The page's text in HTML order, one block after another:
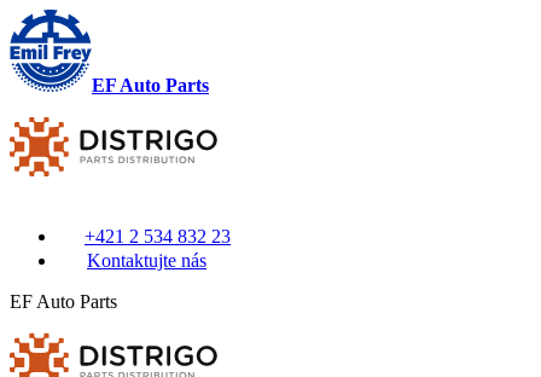
EF Auto Parts
+421 2 534 832 23
Kontaktujte nás
EF Auto Parts